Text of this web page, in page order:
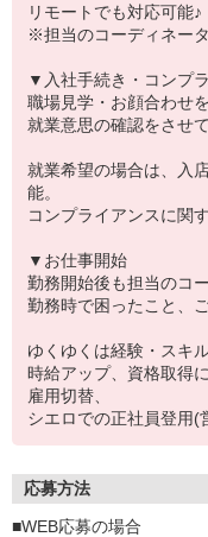
リモートでも対応可能♪
※担当のコーディネー
▼入社手続き・コンプ
職場見学・お顔合わせ
就業意思の確認をさせ
就業希望の場合は、入
能。
コンプライアンスに関
▼お仕事開始
勤務開始後も担当のコ
勤務時で困ったこと、
ゆくゆくは経験・スキ
時給アップ、資格取得
雇用切替、
シエロでの正社員登用(
応募方法
■WEB応募の場合